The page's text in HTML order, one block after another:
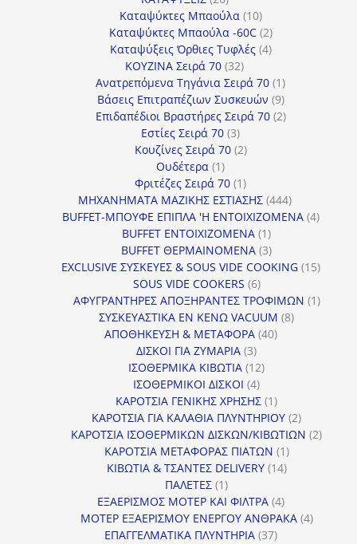
προϊόντα
Καταψύκτες Μπαούλα 1010
προϊόντα
Καταψύκτες Μπαούλα -60C 22
προϊόντα
Καταψύξεις Όρθιες Τυφλές 44
ΚΟΥΖΙΝΑ Σειρά 70 3232
προϊόντα
Ανατρεπόμενα Τηγάνια Σειρά 70 11
προϊόν
Βάσεις Επιτραπέζιων Συσκευών 99
προϊόντα
Επιδαπέδιοι Βραστήρες Σειρά 70 22
Εστίες Σειρά 70 33
προϊόντα
Κουζίνες Σειρά 70 22
Ουδέτερα 11
προϊόν
Φριτέζες Σειρά 70 11
προϊόν
ΜΗΧΑΝΗΜΑΤΑ ΜΑΖΙΚΗΣ ΕΣΤΙΑΣΗΣ 444444
προϊόντα
BUFFET-ΜΠΟΥΦΕ ΕΠΙΠΛΑ 'Η ΕΝΤΟΙΧΙΖΟΜΕΝΑ 44
BUFFET ΕΝΤΟΙΧΙΖΟΜΕΝΑ 11
προϊόν
BUFFET ΘΕΡΜΑΙΝΟΜΕΝΑ 33
προϊόντα
EXCLUSIVE ΣΥΣΚΕΥΕΣ & SOUS VIDE COOKING 1515
SOUS VIDE COOKERS 66
προϊόντα
ΑΦΥΓΡΑΝΤΗΡΕΣ ΑΠΟΞΗΡΑΝΤΕΣ ΤΡΟΦΙΜΩΝ 11
ΣΥΣΚΕΥΑΣΤΙΚΑ ΕΝ ΚΕΝΩ VACUUM 88
ΑΠΟΘΗΚΕΥΣΗ & ΜΕΤΑΦΟΡΑ 4040
ΔΙΣΚΟΙ ΓΙΑ ΖΥΜΑΡΙΑ 33
προϊόντα
ΙΣΟΘΕΡΜΙΚΑ ΚΙΒΩΤΙΑ 1212
ΙΣΟΘΕΡΜΙΚΟΙ ΔΙΣΚΟΙ 44
προϊόντα
ΚΑΡΟΤΣΙΑ ΓΕΝΙΚΗΣ ΧΡΗΣΗΣ 11
προϊόν
ΚΑΡΟΤΣΙΑ ΓΙΑ ΚΑΛΑΘΙΑ ΠΛΥΝΤΗΡΙΟΥ 22
προϊόντα
ΚΑΡΟΤΣΙΑ ΙΣΟΘΕΡΜΙΚΩΝ ΔΙΣΚΩΝ/ΚΙΒΩΤΙΩΝ 22
ΚΑΡΟΤΣΙΑ ΜΕΤΑΦΟΡΑΣ ΠΙΑΤΩΝ 11
προϊόν
ΚΙΒΩΤΙΑ & ΤΣΑΝΤΕΣ DELIVERY 1414
ΠΑΛΕΤΕΣ 11
προϊόν
ΕΞΑΕΡΙΣΜΟΣ ΜΟΤΕΡ ΚΑΙ ΦΙΛΤΡΑ 44
προϊόντα
ΜΟΤΕΡ ΕΞΑΕΡΙΣΜΟΥ ΕΝΕΡΓΟΥ ΑΝΘΡΑΚΑ 44
ΕΠΑΓΓΕΛΜΑΤΙΚΑ ΠΛΥΝΤΗΡΙΑ 3737